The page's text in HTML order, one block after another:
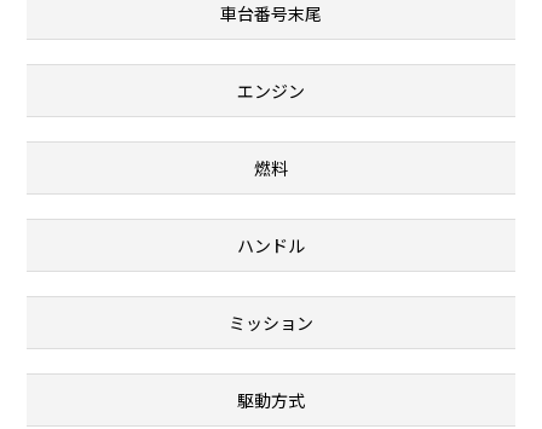
車台番号末尾
エンジン
燃料
ハンドル
ミッション
駆動方式